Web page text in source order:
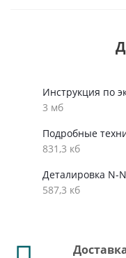
Инструкция по
3 мб
Подробные
831,3 кб
Деталировка N-
587,3 кб